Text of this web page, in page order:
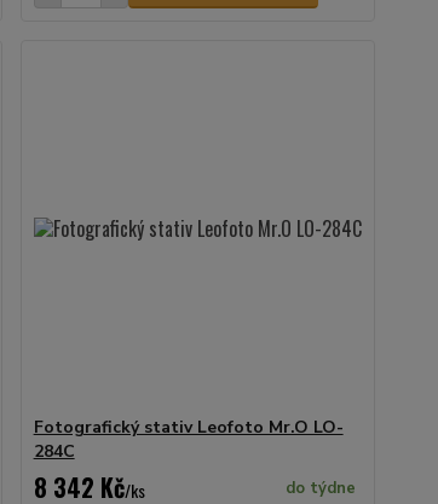
Fotografický stativ Leofoto Mr.O LO-
284C
8 342 Kč/ks do týdne